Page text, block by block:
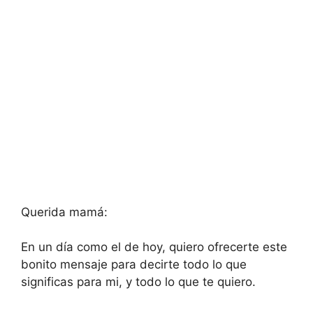
Querida mamá:
En un día como el de hoy, quiero ofrecerte este
bonito mensaje para decirte todo lo que
significas para mi, y todo lo que te quiero.